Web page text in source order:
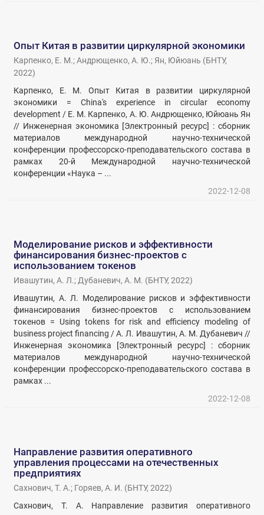
Опыт Китая в развитии циркулярной экономики
Карпенко, Е. М.;Андрющенко, А. Ю.; Ян, Юйюань (БНТУ,
2022)
Карпенко, Е. М. Опыт Китая в развитии циркулярной
экономики = China's experience in circular economy
development / Е. М. Карпенко, А. Ю. Андрющенко, Юйюань Ян
// Инженерная экономика [Электронный ресурс] : сборник
материалов международной научно-технической
конференции профессорско-преподавательского состава в
рамках 20-й Международной научно-технической
конференции «Наука – ...
2022-12-08
Моделирование рисков и эффективности
финансирования бизнес-проектов с
использованием токенов
Ивашутин, А. Л.; Дубаневич, А. М. (БНТУ,2022)
Ивашутин, А. Л. Моделирование рисков и эффективности
финансирования бизнес-проектов с использованием
токенов = Using tokens for risk and efficiency modeling of
business project financing / А. Л. Ивашутин, А. М. Дубаневич //
Инженерная экономика [Электронный ресурс] : сборник
материалов международной научно-технической
конференции профессорско-преподавательского состава в
рамках ...
2022-12-08
Направление развития оперативного
управления процессами на отечественных
предприятиях
Сахнович, Т. А.; Горяев, А. И. (БНТУ,2022)
Сахнович, Т. А. Направление развития оперативного